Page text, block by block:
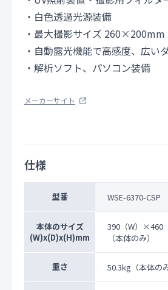
・白色透過光源装備
・最大撮影サイズ 260×200mm
・自動露光機能で高感度、広い
・解析ソフト、パソコン装備
メーカーサイト
仕様
型番 WSE-6370-CSP
本体のサイズ
(W)x(D)x(H)mm
390（W）×460
（本体のみ）
重さ 50.3kg（本体のみ